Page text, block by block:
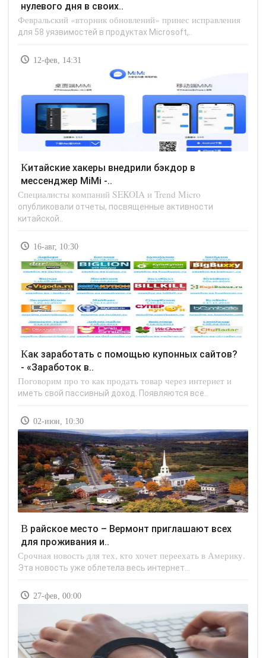
нулевого дня в своих..
Февральский «вторник обновлений» принес исправления
для 58 уязвимостей в продуктах Microsoft,..
12-фев, 14:31
Китайские хакеры внедрили бэкдор в
мессенджер MiMi -..
Специалисты компаний SEKOIA и Trend Micro
опубликовали отчеты, посвященные активности
китайской..
16-авг, 10:30
Как заработать с помощью купонных сайтов?
- «Заработок в..
Поговорим про то как продать товар через интернет и
иметь свой пассивный доход. Появляются все..
02-июн, 10:30
В райское место – Вермонт приглашают всех
для проживания и..
Срочная новость для тех, кто хочет переехать в Америку.
Эта новость уже облетела весь интернет...
27-фев, 00:00